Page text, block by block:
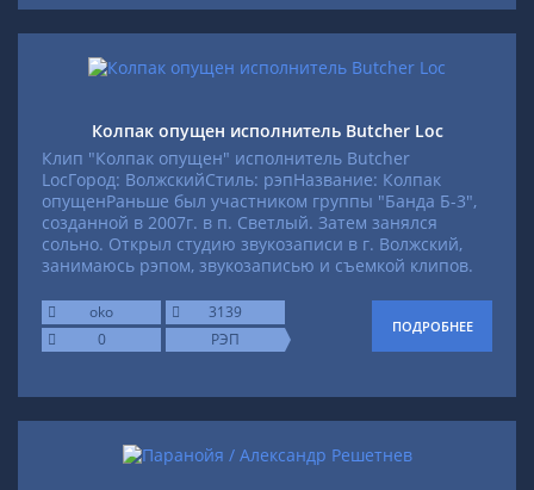
Колпак опущен исполнитель Butcher Loc
Клип "Колпак опущен" исполнитель Butcher
LocГород: ВолжскийСтиль: рэпНазвание: Колпак
опущенРаньше был участником группы "Банда Б-3",
созданной в 2007г. в п. Светлый. Затем занялся
сольно. Открыл студию звукозаписи в г. Волжский,
занимаюсь рэпом, звукозаписью и съемкой клипов.
oko
3139
0
РЭП
ПОДРОБНЕЕ